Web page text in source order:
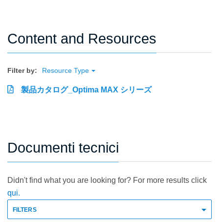
Content and Resources
Filter by: Resource Type
製品カタログ_Optima MAX シリーズ
Documenti tecnici
Didn't find what you are looking for? For more results click
qui.
FILTERS